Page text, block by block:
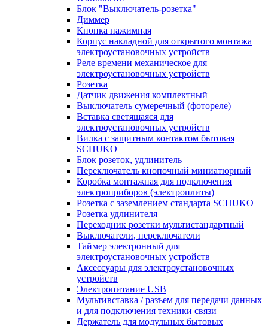
Блок "Выключатель-розетка"
Диммер
Кнопка нажимная
Корпус накладной для открытого монтажа
электроустановочных устройств
Реле времени механическое для
электроустановочных устройств
Розетка
Датчик движения комплектный
Выключатель сумеречный (фотореле)
Вставка светящаяся для
электроустановочных устройств
Вилка с защитным контактом бытовая
SCHUKO
Блок розеток, удлинитель
Переключатель кнопочный миниатюрный
Коробка монтажная для подключения
электроприборов (электроплиты)
Розетка с заземлением стандарта SCHUKO
Розетка удлинителя
Переходник розетки мультистандартный
Выключатели, переключатели
Таймер электронный для
электроустановочных устройств
Аксессуары для электроустановочных
устройств
Электропитание USB
Мультивставка / разъем для передачи данных
и для подключения техники связи
Держатель для модульных бытовых